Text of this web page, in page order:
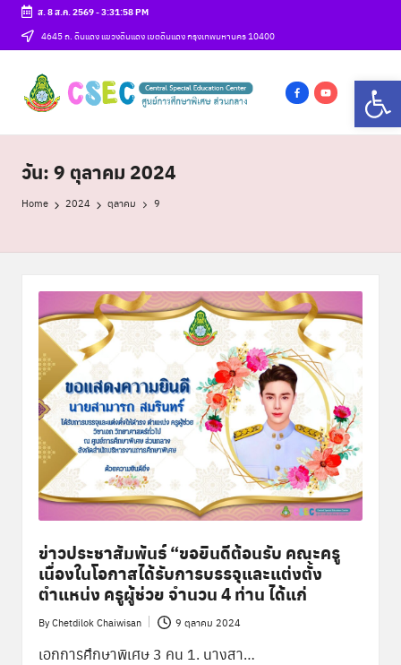
Skip
content
ส. 8 ส.ค. 2569-3:31:59 PM
4645 ถ. ดินแดง แขวงดินแดง เขตดินแดง กรุงเทพมหานคร 10400
ศู
น
ก
า
ร
ก
ษ
พิ
ศ
ษ
ส่
น
csec
a
o
o
e
วัน:9 ตุลาคม 2024
Home 2024 ตุลาคม 9
ข่าวประชาสัมพันธ์ “ขอยินดีต้อนรับ คณะครู
เนื่องในโอกาสได้รับการบรรจุและแต่งตั้ง
ตำแหน่ง ครูผู้ช่วย จำนวน 4 ท่าน ได้แก่
Posted
by
ByChetdilok Chaiwisan 9 ตุลาคม 2024
เอกการศึกษาพิเศษ 3 คน 1. นางสา…